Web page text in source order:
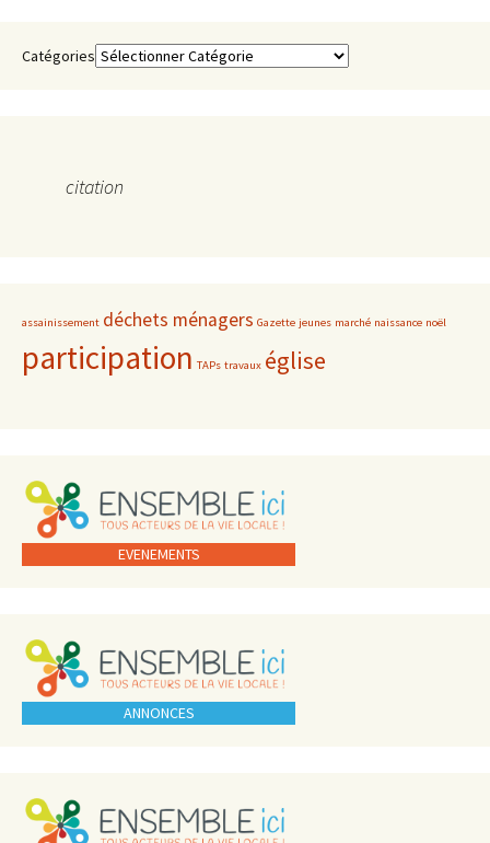
Catégories
citation
assainissement déchets ménagers Gazette jeunes marché naissance noël
participation TAPs travaux église
EVENEMENTS
ANNONCES